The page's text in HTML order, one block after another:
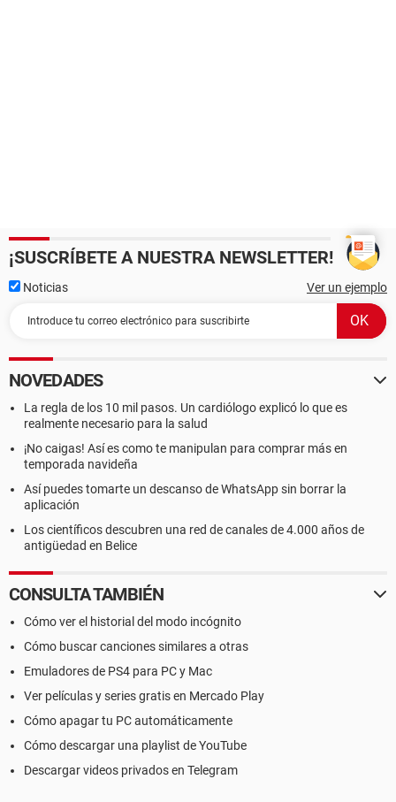
¡SUSCRÍBETE A NUESTRA NEWSLETTER!
Noticias Ver un ejemplo
NOVEDADES
La regla de los 10 mil pasos. Un cardiólogo explicó lo que es
realmente necesario para la salud
¡No caigas! Así es como te manipulan para comprar más en
temporada navideña
Así puedes tomarte un descanso de WhatsApp sin borrar la
aplicación
Los científicos descubren una red de canales de 4.000 años de
antigüedad en Belice
CONSULTA TAMBIÉN
Cómo ver el historial del modo incógnito
Cómo buscar canciones similares a otras
Emuladores de PS4 para PC y Mac
Ver películas y series gratis en Mercado Play
Cómo apagar tu PC automáticamente
Cómo descargar una playlist de YouTube
Descargar videos privados en Telegram